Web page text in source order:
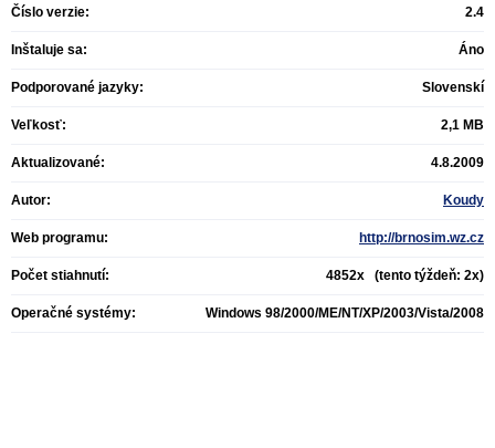
Číslo verzie: 2.4
Inštaluje sa: Áno
Podporované jazyky: Slovenskí
Veľkosť: 2,1 MB
Aktualizované: 4.8.2009
Autor: Koudy
Web programu: http://brnosim.wz.cz
Počet stiahnutí: 4852x (tento týždeň: 2x)
Operačné systémy: Windows 98/2000/ME/NT/XP/2003/Vista/2008